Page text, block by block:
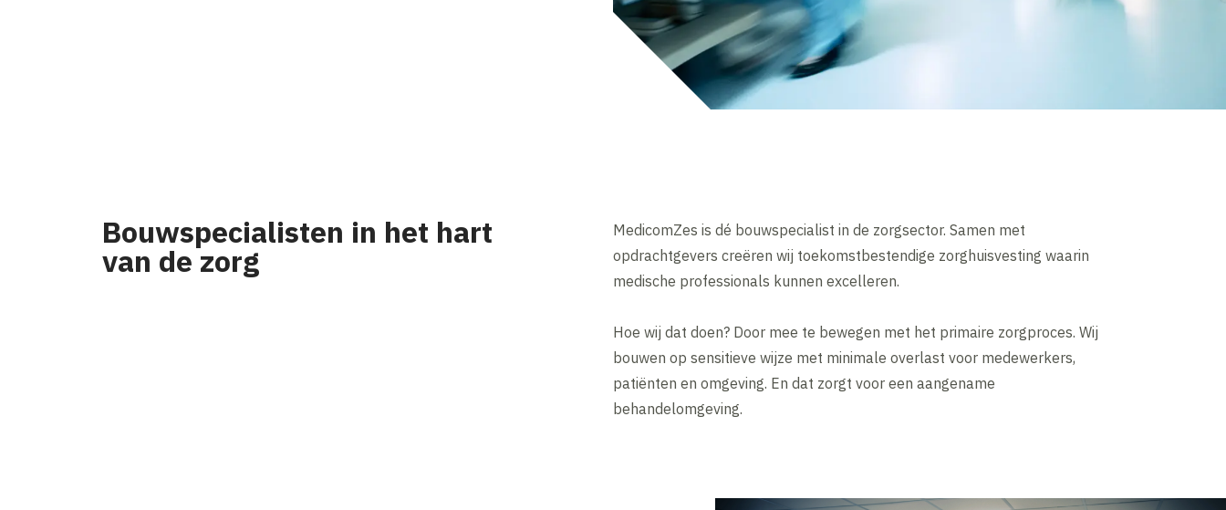
Bouwspecialisten in het hart
van de zorg
MedicomZes is dé bouwspecialist in de zorgsector. Samen met
opdrachtgevers creëren wij toekomstbestendige zorghuisvesting waarin
medische professionals kunnen excelleren.
Hoe wij dat doen? Door mee te bewegen met het primaire zorgproces. Wij
bouwen op sensitieve wijze met minimale overlast voor medewerkers,
patiënten en omgeving. En dat zorgt voor een aangename
behandelomgeving.